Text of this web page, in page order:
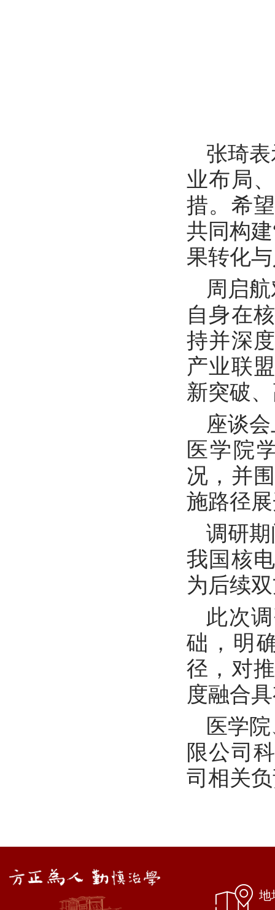
张琦
业布局
措。希
共同构
果转化
周启
自身在
持并深
产业联
新突破
座谈
医学院
况，并
施路径
调研
我国核
为后续
此次
础，明
径，对
度融合
医学
限公司
司相关
地